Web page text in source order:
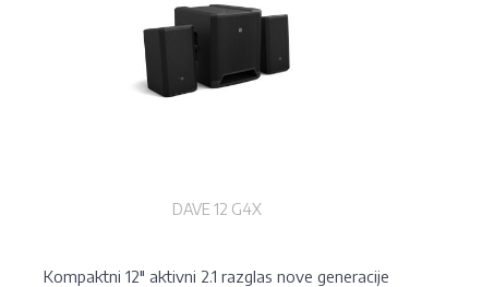
DAVE 12 G4X
Kompaktni 12" aktivni 2.1 razglas nove generacije